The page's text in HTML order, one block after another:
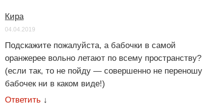
Кира
04.04.2019
Подскажите пожалуйста, а бабочки в самой
оранжерее вольно летают по всему пространству?
(если так, то не пойду — совершенно не переношу
бабочек ни в каком виде!)
Ответить ↓